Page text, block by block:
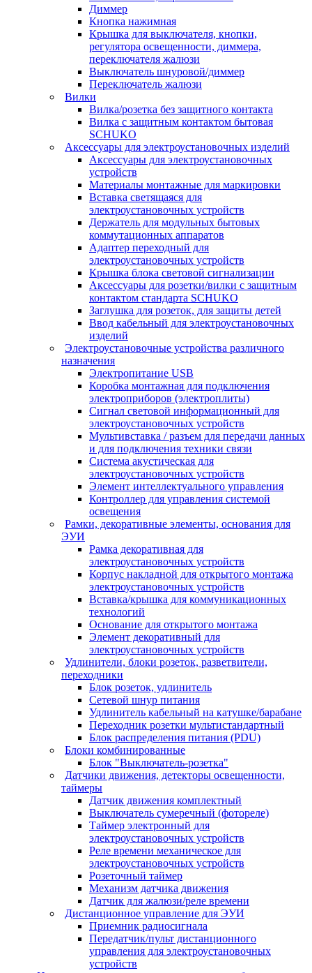
Диммер
Кнопка нажимная
Крышка для выключателя, кнопки,
регулятора освещенности, диммера,
переключателя жалюзи
Выключатель шнуровой/диммер
Переключатель жалюзи
Вилки
Вилка/розетка без защитного контакта
Вилка с защитным контактом бытовая
SCHUKO
Аксессуары для электроустановочных изделий
Аксессуары для электроустановочных
устройств
Материалы монтажные для маркировки
Вставка светящаяся для
электроустановочных устройств
Держатель для модульных бытовых
коммутационных аппаратов
Адаптер переходный для
электроустановочных устройств
Крышка блока световой сигнализации
Аксессуары для розетки/вилки с защитным
контактом стандарта SCHUKO
Заглушка для розеток, для защиты детей
Ввод кабельный для электроустановочных
изделий
Электроустановочные устройства различного
назначения
Электропитание USB
Коробка монтажная для подключения
электроприборов (электроплиты)
Сигнал световой информационный для
электроустановочных устройств
Мультивставка / разъем для передачи данных
и для подключения техники связи
Система акустическая для
электроустановочных устройств
Элемент интеллектуального управления
Контроллер для управления системой
освещения
Рамки, декоративные элементы, основания для
ЭУИ
Рамка декоративная для
электроустановочных устройств
Корпус накладной для открытого монтажа
электроустановочных устройств
Вставка/крышка для коммуникационных
технологий
Основание для открытого монтажа
Элемент декоративный для
электроустановочных устройств
Удлинители, блоки розеток, разветвители,
переходники
Блок розеток, удлинитель
Сетевой шнур питания
Удлинитель кабельный на катушке/барабане
Переходник розетки мультистандартный
Блок распределения питания (PDU)
Блоки комбинированные
Блок "Выключатель-розетка"
Датчики движения, детекторы освещенности,
таймеры
Датчик движения комплектный
Выключатель сумеречный (фотореле)
Таймер электронный для
электроустановочных устройств
Реле времени механическое для
электроустановочных устройств
Розеточный таймер
Механизм датчика движения
Датчик для жалюзи/реле времени
Дистанционное управление для ЭУИ
Приемник радиосигнала
Передатчик/пульт дистанционного
управления для электроустановочных
устройств